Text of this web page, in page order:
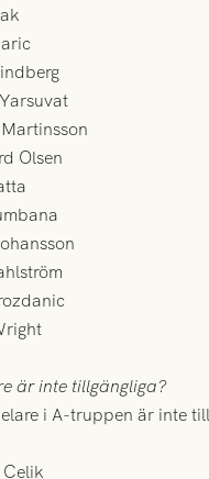
Olsen
är inte tillgängliga?
i A-truppen är inte